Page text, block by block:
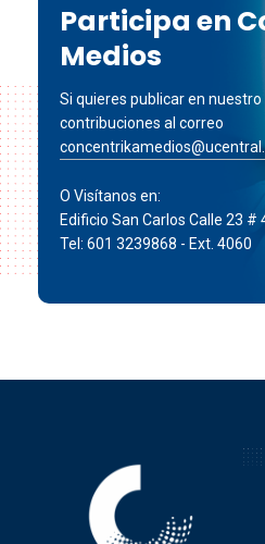
Participa en
Medios
Si quieres publicar en
contribuciones al correo
O Visítanos en:
Edificio San Carlos Calle 23 #
Tel: 601 3239868 - Ext. 4060